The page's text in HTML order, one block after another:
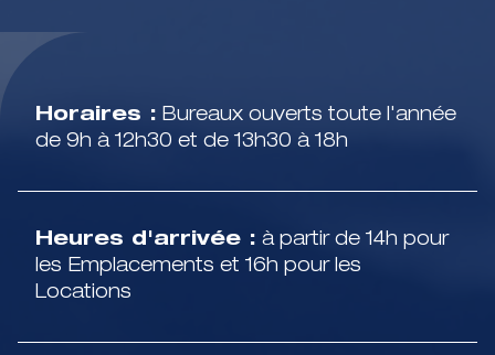
Horaires : Bureaux ouverts toute l'année
de 9h à 12h30 et de 13h30 à 18h
Heures d'arrivée : à partir de 14h pour
les Emplacements et 16h pour les
Locations